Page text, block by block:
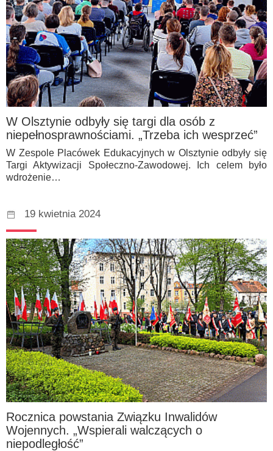
W Olsztynie odbyły się targi dla osób z
niepełnosprawnościami. „Trzeba ich wesprzeć”
W Zespole Placówek Edukacyjnych w Olsztynie odbyły się
Targi Aktywizacji Społeczno-Zawodowej. Ich celem było
wdrożenie…
19 kwietnia 2024
Rocznica powstania Związku Inwalidów
Wojennych. „Wspierali walczących o
niepodległość”